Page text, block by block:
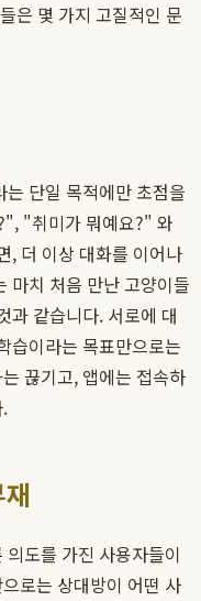
은 몇 가지 고질적인 문
단일 목적에만 초점을
"취미가 뭐예요?" 와
, 더 이상 대화를 이어나
마치 처음 만난 고양이들
과 같습니다. 서로에 대
습이라는 목표만으로는
끊기고, 앱에는 접속하
도를 가진 사용자들이
로는 상대방이 어떤 사